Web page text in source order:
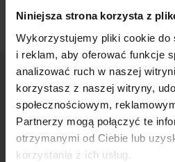
Niniejsza strona korzysta z
Wykorzystujemy pliki cookie do
i reklam, aby oferować funkcje
analizować ruch w naszej
korzystasz z naszej witryny,
społecznościowym,
Partnerzy mogą połączyć te
otrzymanymi od Ciebie lub
korzystania z ich usług.
O Toyocie
Kim jesteśmy?
Dlaczego warto kupić Toyotę